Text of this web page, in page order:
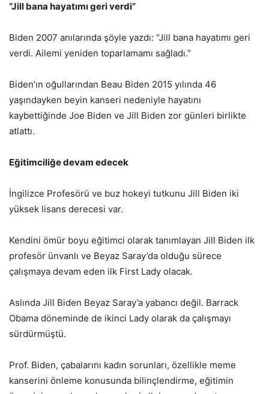
“Jill bana hayatımı geri verdi”
Biden 2007 anılarında şöyle yazdı: “Jill bana hayatımı geri
verdi. Ailemi yeniden toparlamamı sağladı.”
Biden’ın oğullarından Beau Biden 2015 yılında 46
yaşındayken beyin kanseri nedeniyle hayatını
kaybettiğinde Joe Biden ve Jill Biden zor günleri birlikte
atlattı.
Eğitimciliğe devam edecek
İngilizce Profesörü ve buz hokeyi tutkunu Jill Biden iki
yüksek lisans derecesi var.
Kendini ömür boyu eğitimci olarak tanımlayan Jill Biden ilk
profesör ünvanlı ve Beyaz Saray’da olduğu sürece
çalışmaya devam eden ilk First Lady olacak.
Aslında Jill Biden Beyaz Saray’a yabancı değil. Barrack
Obama döneminde de ikinci Lady olarak da çalışmayı
sürdürmüştü.
Prof. Biden, çabalarını kadın sorunları, özellikle meme
kanserini önleme konusunda bilinçlendirme, eğitimin